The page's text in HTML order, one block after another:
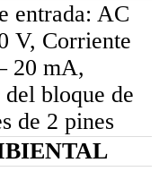
entrada: AC
V, Corriente
20 mA,
bloque de
de 2 pines